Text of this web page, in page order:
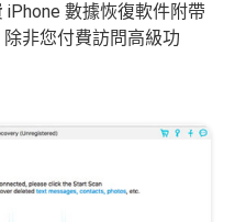
數據恢復軟件附帶
除非您付費訪問高級功